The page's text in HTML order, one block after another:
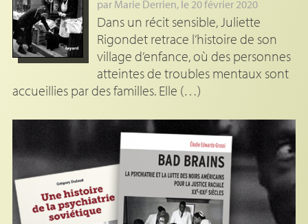
par Marie Derrien, le 20 février 2020
Dans un récit sensible, Juliette
Rigondet retrace l’histoire de son
village d’enfance, où des personnes
atteintes de troubles mentaux sont
accueillies par des familles. Elle (…)